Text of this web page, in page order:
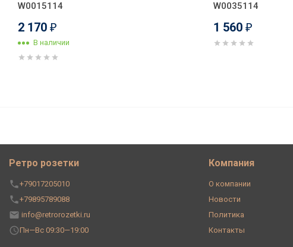
W0015114
2 170 ₽
В наличии
W0035114
1 560 ₽
Ретро розетки
+79017205010
+79895789088
info@retrorozetki.ru
Пн—Вс 09:30—19:00
Компания
О компании
Новости
Политика
Контакты